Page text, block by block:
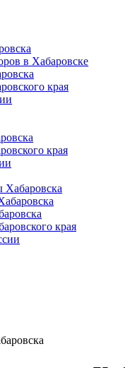
в Хабаровске
края
края
Хабаровска
края